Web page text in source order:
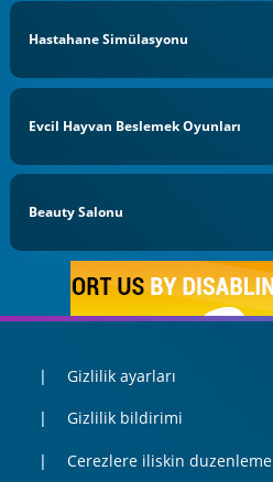
Hastahane Simülasyonu
Evcil Hayvan Beslemek Oyunları
Beauty Salonu
Gizlilik ayarları
Gizlilik bildirimi
Cerezlere iliskin duzenleme